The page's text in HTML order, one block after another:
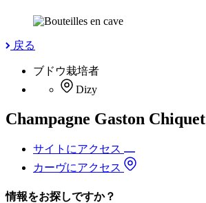
戻る
ブドウ栽培者
Dizy
Champagne Gaston Chiquet
サイトにアクセス
カーヴにアクセス
情報をお探しですか？